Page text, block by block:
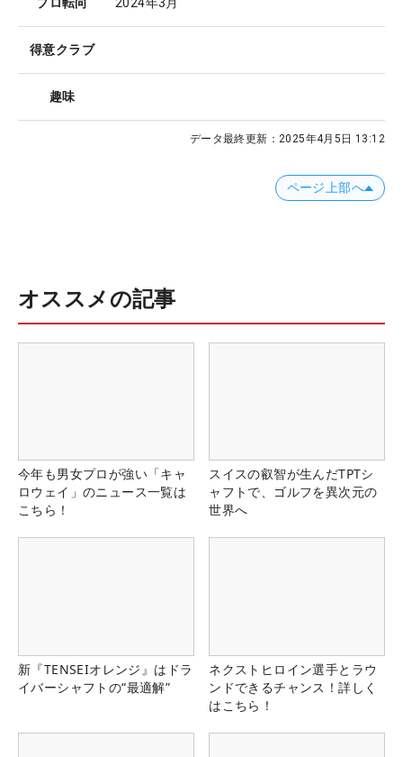
得意クラブ
趣味
データ最終更新： 2025年4月5日 13:12
ページ上部へ
オススメの記事
今年も男女プロが強い「キャ
ロウェイ」のニュース一覧は
こちら！
スイスの叡智が生んだTPTシ
ャフトで、ゴルフを異次元の
世界へ
新『TENSEIオレンジ』はドラ
イバーシャフトの“最適解”
ネクストヒロイン選手とラウ
ンドできるチャンス！詳しく
はこちら！